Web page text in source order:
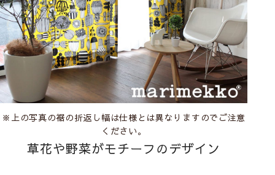
※上の写真の裾の折返し幅は仕様とは異なりますのでご注意
ください。
草花や野菜がモチーフのデザイン